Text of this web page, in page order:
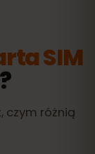
SIM
czym różnią